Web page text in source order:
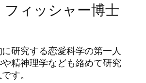
ィッシャー博士
研究する恋愛科学の第一人
精神理学なども絡めて研究
す。